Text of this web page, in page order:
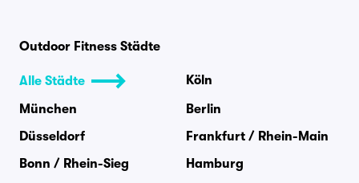
Outdoor Fitness Städte
Alle Städte
Köln
München
Berlin
Düsseldorf
Frankfurt / Rhein-Main
Bonn / Rhein-Sieg
Hamburg